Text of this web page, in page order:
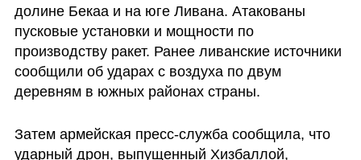
долине Бекаа и на юге Ливана. Атакованы
пусковые установки и мощности по
производству ракет. Ранее ливанские источники
сообщили об ударах с воздуха по двум
деревням в южных районах страны.
Затем армейская пресс-служба сообщила, что
ударный дрон, выпущенный Хизбаллой,